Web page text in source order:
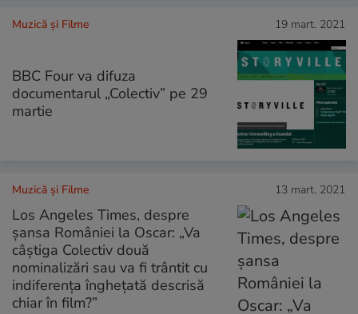
Muzică și Filme 19 mart. 2021
BBC Four va difuza
documentarul „Colectiv” pe 29
martie
Muzică și Filme 13 mart. 2021
Los Angeles Times, despre
șansa României la Oscar: „Va
câștiga Colectiv două
nominalizări sau va fi trântit cu
indiferența înghețată descrisă
chiar în film?”